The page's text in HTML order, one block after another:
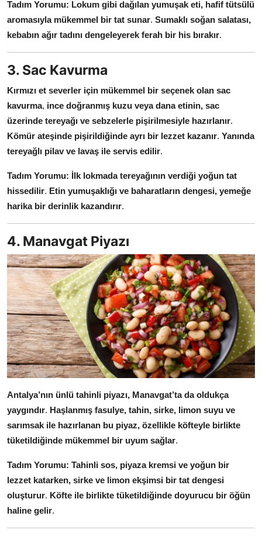
Tadım Yorumu: Lokum gibi dağılan yumuşak eti, hafif tütsülü
aromasıyla mükemmel bir tat sunar. Sumaklı soğan salatası,
kebabın ağır tadını dengeleyerek ferah bir his bırakır.
3. Sac Kavurma
Kırmızı et severler için mükemmel bir seçenek olan sac
kavurma, ince doğranmış kuzu veya dana etinin, sac
üzerinde tereyağı ve sebzelerle pişirilmesiyle hazırlanır.
Kömür ateşinde pişirildiğinde ayrı bir lezzet kazanır. Yanında
tereyağlı pilav ve lavaş ile servis edilir.
Tadım Yorumu: İlk lokmada tereyağının verdiği yoğun tat
hissedilir. Etin yumuşaklığı ve baharatların dengesi, yemeğe
harika bir derinlik kazandırır.
4. Manavgat Piyazı
Antalya’nın ünlü tahinli piyazı, Manavgat’ta da oldukça
yaygındır. Haşlanmış fasulye, tahin, sirke, limon suyu ve
sarımsak ile hazırlanan bu piyaz, özellikle köfteyle birlikte
tüketildiğinde mükemmel bir uyum sağlar.
Tadım Yorumu: Tahinli sos, piyaza kremsi ve yoğun bir
lezzet katarken, sirke ve limon ekşimsi bir tat dengesi
oluşturur. Köfte ile birlikte tüketildiğinde doyurucu bir öğün
haline gelir.